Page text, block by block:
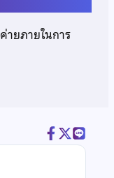
ายภายในการ